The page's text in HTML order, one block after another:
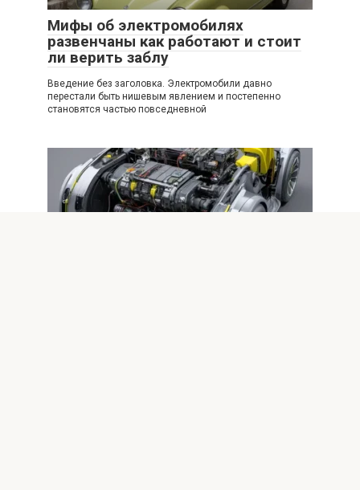
Мифы об электромобилях
развенчаны как работают и стоит
ли верить заблу
Введение без заголовка. Электромобили давно
перестали быть нишевым явлением и постепенно
становятся частью повседневной